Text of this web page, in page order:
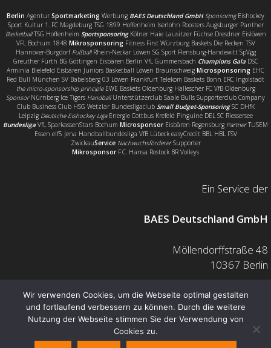
Berlin Agentur Sportmarketing Werbung BAES Deutschland GmbH SponsoringEishockey
Sport Kultur 1. FC Magdeburg TSG 1899 Hoffenheim Iserlohn Roosters Augsburger Panther
BasketballTSG Hoffenheim SportsponsoringKölner Haie Lausitzer Füchse Dresdner Eislöwen
VFL Bochum 1848 Mikrosponsoring Fitness First Würzburg Baskets Die Recken TSV
Hannover-Burgdorf FußballRhein-Neckar Löwen SG Sport Flensburg-Handewitt SpVgg
Greuther Fürth BG Göttingen Eisbären Berlin VfL Gummersbach Champions GalaDSC
Arminia Bielefeld Eisbären Juniors Basketball Löwen Braunschweig Microsponsoring EHC
Red Bull München SV Babelsberg 03 Löwen Frankfurt Telekom Baskets Bonn ERC Ingolstadt
the micro-sponsorship principleEWE Baskets Oldenburg Hallescher FC VfB Oldenburg
SponsorNürnberg Ice Tigers HandballUnterstützerclub Saale Bulls Supporterclub Company
Club Business Club HSG Wetzlar Bundesligaclub Small Budget-SponsoringSC DHfK
Leipzig Deutsche Eishockey LigaEnergie Cottbus Krefeld Pinguine DEL SC Riessersee
Bundesliga VfL SparkassenStars Bochum MicrosponsorEisbären Regensburg PartnerTUSEM
Essen elf5 Jena Handballbundesliga VfB Lübeck easyCredit BBL HBL FSV
ZwickauService NachwuchsfördererSupporter
MikrosponsorF.C. Hansa Rostock BR Volleys
Ein Service der
BAES Deutschland GmbH
Möllendorffstraße 48
10367 Berlin
Mail: info@baes.de
Telefon: 030 200 7378 0
Fax: 0800 880 1139 55
Wir verwenden Cookies, um die Webseite optimal gestalten
und fortlaufend verbessern zu können. Durch die weitere
Nutzung der Webseite stimmen Sie der Verwendung von
Cookies zu.